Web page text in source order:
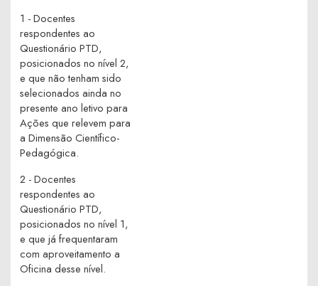
1 - Docentes
respondentes ao
Questionário PTD,
posicionados no nível 2,
e que não tenham sido
selecionados ainda no
presente ano letivo para
Ações que relevem para
a Dimensão Científico-
Pedagógica.
2 - Docentes
respondentes ao
Questionário PTD,
posicionados no nível 1,
e que já frequentaram
com aproveitamento a
Oficina desse nível.